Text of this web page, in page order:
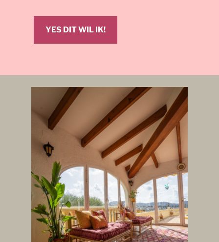
YES DIT WIL IK!